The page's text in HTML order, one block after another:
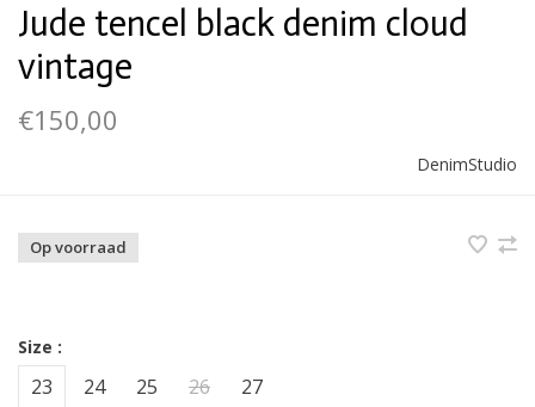
Jude tencel black denim cloud
vintage
€150,00
DenimStudio
Op voorraad
Size :
23 24 25 26 27